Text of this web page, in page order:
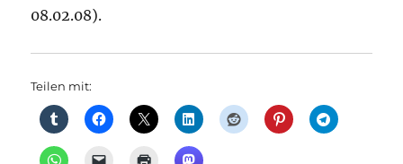
08.02.08).
Teilen mit: